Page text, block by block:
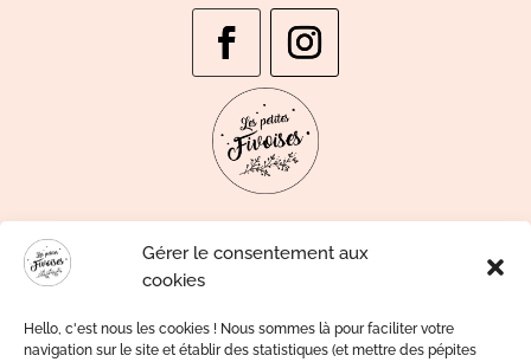
Gérer le consentement aux
cookies
Hello, c'est nous les cookies ! Nous sommes là pour faciliter votre
navigation sur le site et établir des statistiques (et mettre des pépites